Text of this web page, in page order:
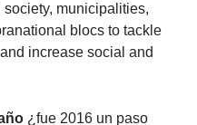
municipalities,
blocs to tackle
increase social and
¿fue 2016 un paso